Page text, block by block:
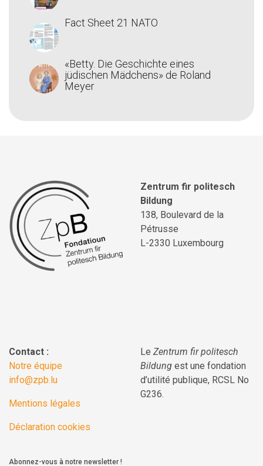
Fact Sheet 21 NATO
«Betty. Die Geschichte eines
jüdischen Mädchens» de Roland
Meyer
Zentrum fir politesch
Bildung
138, Boulevard de la
Pétrusse
L-2330 Luxembourg
Contact :
Notre équipe
info@zpb.lu
Mentions légales
Déclaration cookies
Le Zentrum fir politesch
Bildung est une fondation
d’utilité publique, RCSL No
G236.
Abonnez-vous à notre newsletter !